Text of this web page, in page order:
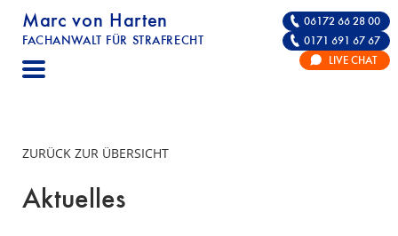
Marc von Harten
FACHANWALT FÜR STRAFRECHT
STRAFRECHT | RECHTSANWALT FÜR DIE
06172 66 28 00
0171 691 67 67
LIVE CHAT
ZURÜCK ZUR ÜBERSICHT
Aktuelles